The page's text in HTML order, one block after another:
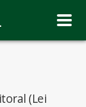
(Lei